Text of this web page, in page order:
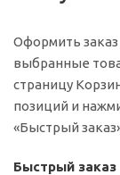
Оформить
выбранные
страницу
позиций и
«Быстрый
Быстрый заказ